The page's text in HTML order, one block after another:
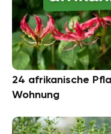
24 afrikanische
Wohnung